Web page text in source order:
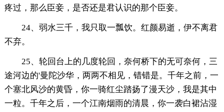
疼过，那么臣妾，是否还是君认识的那个臣妾。
24、弱水三千，我只取一瓢饮。红颜易逝，伊不离君
不弃。
25、轮回台上的几度轮回，奈何桥下的无可奈何，三
途河边的'曼陀沙华，两两不相见，错错是。千年之前，一
个塞北风沙的黄昏，你一骑红尘踏扬了漫天沙，我是其中
一粒。千年之后，一个江南烟雨的清晨，你一袭白裙沾湿